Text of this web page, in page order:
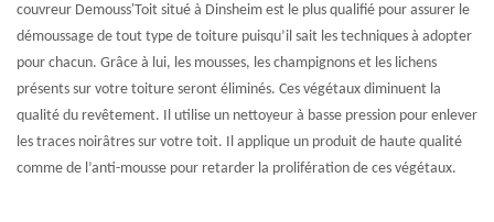
couvreur Demouss'Toit situé à Dinsheim est le plus qualifié pour assurer le
démoussage de tout type de toiture puisqu’il sait les techniques à adopter
pour chacun. Grâce à lui, les mousses, les champignons et les lichens
présents sur votre toiture seront éliminés. Ces végétaux diminuent la
qualité du revêtement. Il utilise un nettoyeur à basse pression pour enlever
les traces noirâtres sur votre toit. Il applique un produit de haute qualité
comme de l’anti-mousse pour retarder la prolifération de ces végétaux.